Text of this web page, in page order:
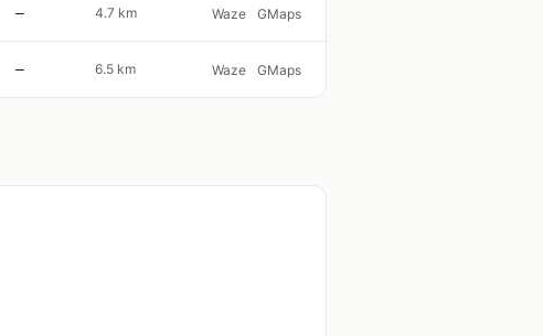
— 4.7 km Waze GMaps
— 6.5 km Waze GMaps